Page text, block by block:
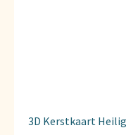
3D Kerstkaart